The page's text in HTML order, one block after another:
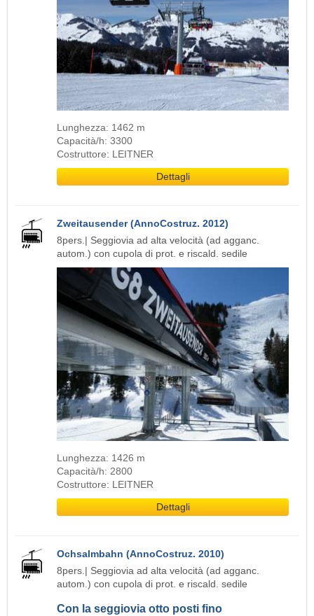
Lunghezza: 1462 m
Capacità/h: 3300
Costruttore: LEITNER
Dettagli
Zweitausender (AnnoCostruz. 2012)
8pers.| Seggiovia ad alta velocità (ad agganc.
autom.) con cupola di prot. e riscald. sedile
Lunghezza: 1426 m
Capacità/h: 2800
Costruttore: LEITNER
Dettagli
Ochsalmbahn (AnnoCostruz. 2010)
8pers.| Seggiovia ad alta velocità (ad agganc.
autom.) con cupola di prot. e riscald. sedile
Con la seggiovia otto posti fino